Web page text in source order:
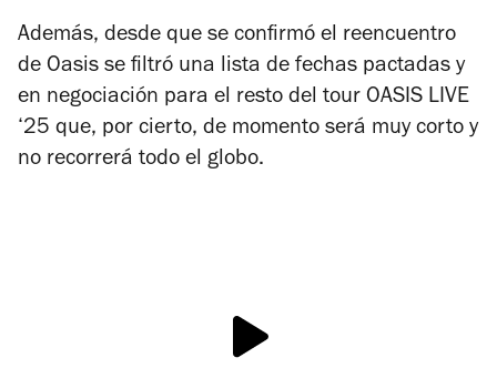
Además, desde que se confirmó el reencuentro
de Oasis se filtró una lista de fechas pactadas y
en negociación para el resto del tour OASIS LIVE
‘25 que, por cierto, de momento será muy corto y
no recorrerá todo el globo.